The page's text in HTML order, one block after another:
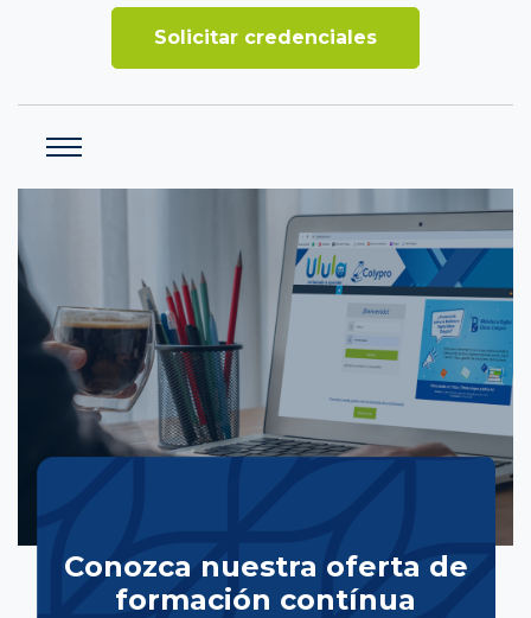
Solicitar credenciales
Conozca nuestra oferta de
formación contínua